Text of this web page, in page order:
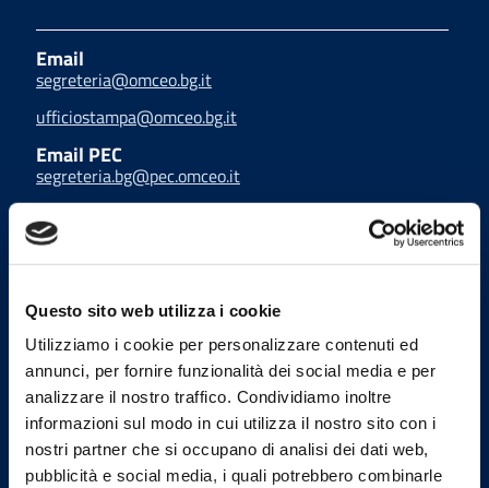
Questo sito web utilizza i cookie
Utilizziamo i cookie per personalizzare contenuti ed
annunci, per fornire funzionalità dei social media e per
analizzare il nostro traffico. Condividiamo inoltre
informazioni sul modo in cui utilizza il nostro sito con i
nostri partner che si occupano di analisi dei dati web,
pubblicità e social media, i quali potrebbero combinarle
Email
segreteria@omceo.bg.it
ufficiostampa@omceo.bg.it
Email PEC
segreteria.bg@pec.omceo.it
Uffici
Indirizzo
via G. Manzù 25, 24122
Bergamo
tel